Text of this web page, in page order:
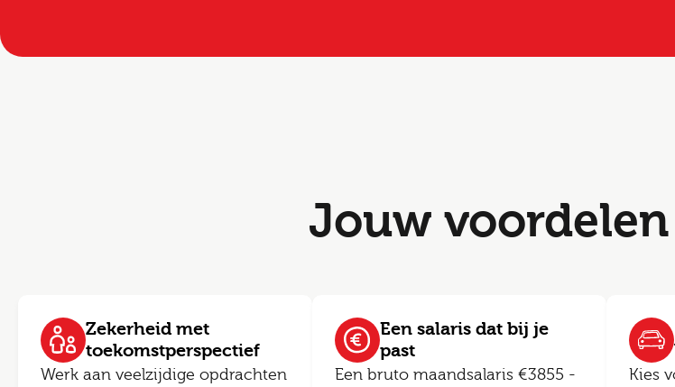
Jouw
Zekerheid met
toekomstperspectief
Werk aan veelzijdige opdrachten
Een salaris dat bij je
past
Een bruto maandsalaris €3855 -
Kies